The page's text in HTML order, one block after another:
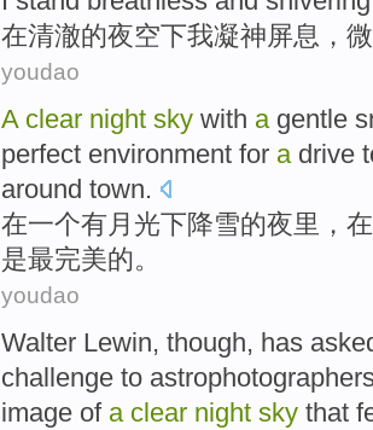
在清澈的夜空下我凝神屏息，
youdao
A clear night sky with agentle
perfect environment for a drive
around town.
在一个有 月光下降雪的夜里 ，
是最完美的。
youdao
Walter Lewin, though, has
challenge to
image of a clear night sky that